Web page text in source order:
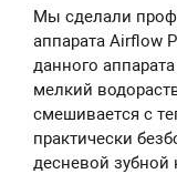
Мы сделали
аппарата Airflow
данного
мелкий
смешивается с
практически
десневой зубной